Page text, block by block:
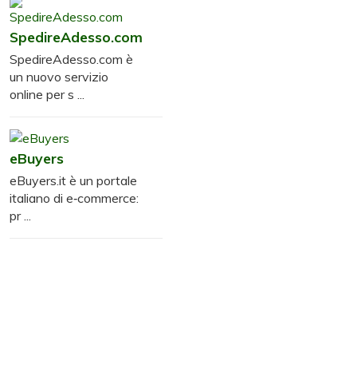
SpedireAdesso.com
SpedireAdesso.com è
un nuovo servizio
online per s ...
eBuyers
eBuyers.it è un portale
italiano di e‑commerce:
pr ...